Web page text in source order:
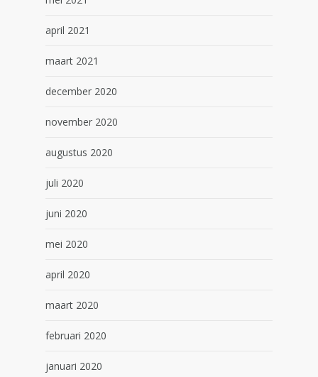
april 2021
maart 2021
december 2020
november 2020
augustus 2020
juli 2020
juni 2020
mei 2020
april 2020
maart 2020
februari 2020
januari 2020